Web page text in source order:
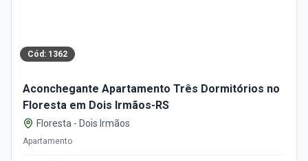
Cód: 1362
Aconchegante Apartamento Três Dormitórios no
Floresta em Dois Irmãos-RS
Floresta - Dois Irmãos
Apartamento